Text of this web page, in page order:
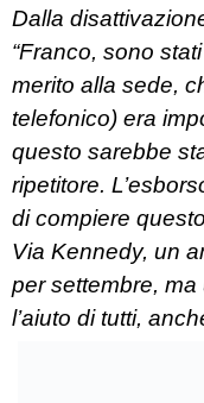
Dalla
“Franco, sono
merito alla sede,
telefonico) era
questo sarebbe
ripetitore.
di compiere
Via Kennedy, un
per settembre,
l’aiuto di tutti,